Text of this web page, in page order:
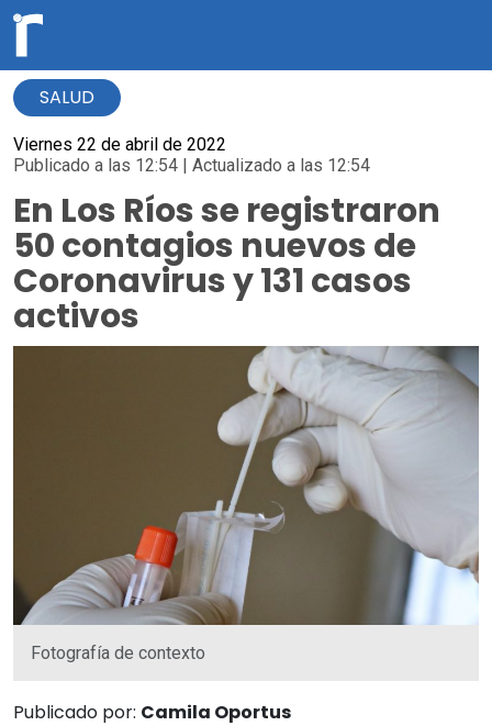
SALUD
Viernes 22 de abril de 2022
Publicado a las 12:54 | Actualizado a las 12:54
En Los Ríos se registraron
50 contagios nuevos de
Coronavirus y 131 casos
activos
Fotografía de contexto
Publicado por: Camila Oportus